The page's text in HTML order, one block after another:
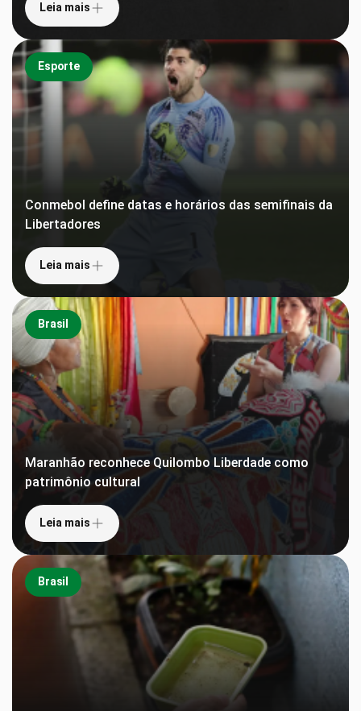
Leia mais
Esporte
Conmebol define datas e horários das semifinais da
Libertadores
Leia mais
Brasil
Maranhão reconhece Quilombo Liberdade como
patrimônio cultural
Leia mais
Brasil